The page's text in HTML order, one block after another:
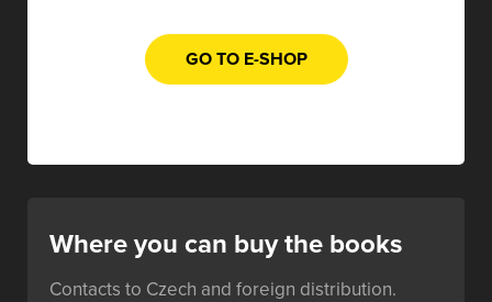
GO TO E-SHOP
Where you can buy the books
Contacts to Czech and foreign distribution.